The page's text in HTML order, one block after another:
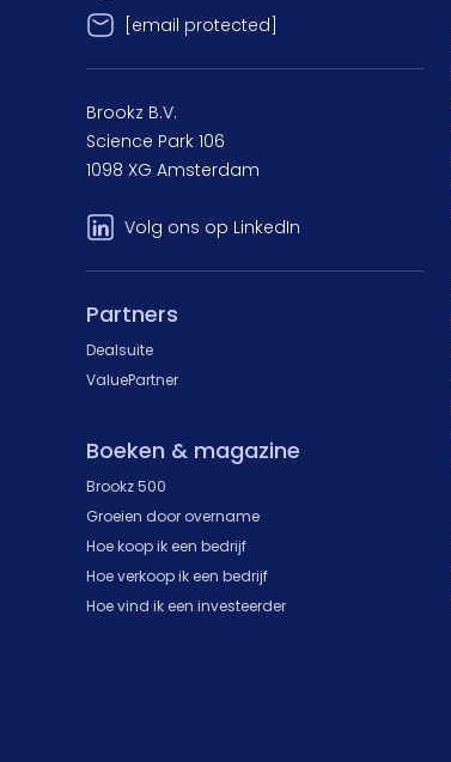
[email protected]
Brookz B.V.
Science Park 106
1098 XG Amsterdam
Volg ons op LinkedIn
Partners
Dealsuite
ValuePartner
Boeken & magazine
Brookz 500
Groeien door overname
Hoe koop ik een bedrijf
Hoe verkoop ik een bedrijf
Hoe vind ik een investeerder